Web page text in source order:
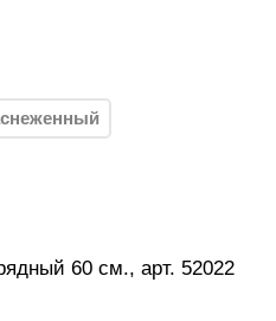
60 см., арт. 52022